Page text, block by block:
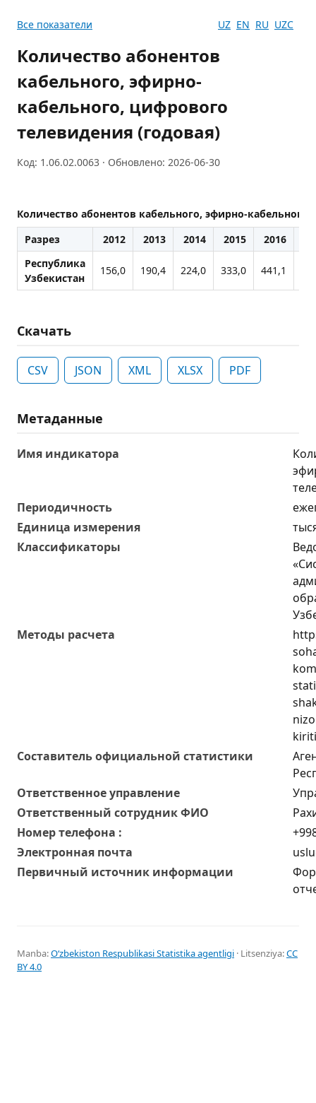
Все показатели UZ EN RU UZC
Количество абонентов
кабельного, эфирно-
кабельного, цифрового
телевидения (годовая)
Код: 1.06.02.0063 · Обновлено: 2026-06-30
Количество абонентов кабельного, эфирно-
Разрез
2012 2013 2014 2015 2016
Республика
Узбекистан
156,0 190,4 224,0 333,0 441,1
Скачать
CSV JSON XML XLSX PDF
Метаданные
Имя индикатора
Периодичность
Единица измерения
Классификаторы
Методы расчета
Составитель официальной статистики
Ответственное управление
Oтветственный сотрудник ФИО
Номер телефона :
Электронная почта
Первичный источник информации
Manba:Oʻzbekiston Respublikasi Statistika agentligi · Litsenziya:CC
BY 4.0